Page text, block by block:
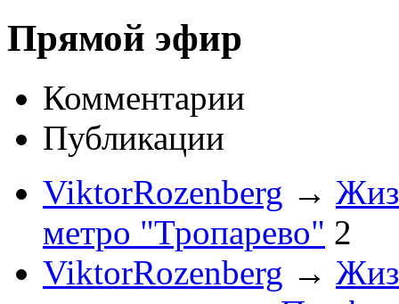
Прямой эфир
Комментарии
Публикации
ViktorRozenberg →
метро "Тропарево" 2
ViktorRozenberg →